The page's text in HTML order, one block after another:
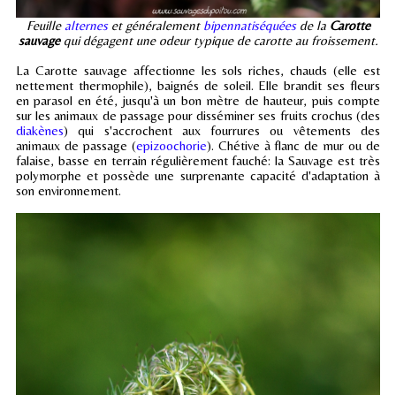
Feuille alterneset généralement bipennatiséquéesde la Carotte
sauvage qui dégagent une odeur typique de carotte au froissement.
La Carotte sauvage affectionne les sols riches, chauds (elle est
nettement thermophile), baignés de soleil. Elle brandit ses fleurs
en parasol en été, jusqu'à un bon mètre de hauteur, puis compte
sur les animaux de passage pour disséminer ses fruits crochus (des
diakènes) qui s'accrochent aux fourrures ou vêtements des
animaux de passage (epizoochorie). Chétive à flanc de mur ou de
falaise, basse en terrain régulièrement fauché: la Sauvage est très
polymorphe et possède une surprenante capacité d'adaptation à
son environnement.